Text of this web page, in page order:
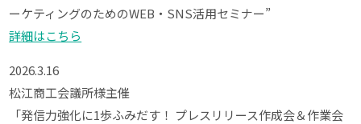
ーケティングのためのWEB・SNS活用セミナー”
詳細はこちら
2026.3.16
松江商工会議所様主催
「発信力強化に1歩ふみだす！ プレスリリース作成会＆作業会